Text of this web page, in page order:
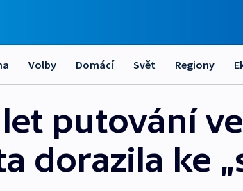
Volby Domácí Svět Regiony
let putování
dorazila ke